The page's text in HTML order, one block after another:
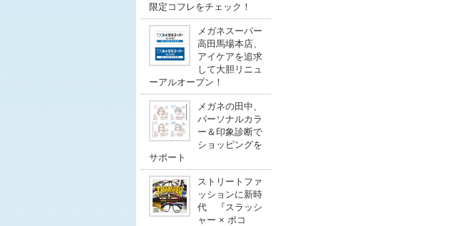
限定コフレをチェック！
メガネスーパー
高田馬場本店、
アイケアを追求
して大胆リニュ
ーアルオープン！
メガネの田中、
パーソナルカラ
ー＆印象診断で
ショッピングを
サポート
ストリートファ
ッションに新時
代 『スラッシ
ャー × ポコ